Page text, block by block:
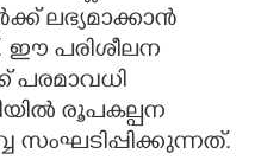
ലഭ്യമാക്കാൻ
ഈ പരിശീലന
പരമാവധി
രൂപകല്പന
സംഘടിപ്പിക്കുന്നത്.